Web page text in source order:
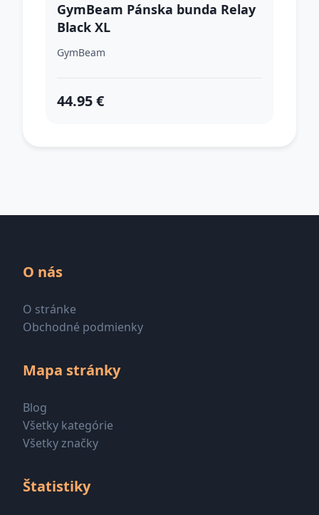
GymBeam Pánska bunda Relay
Black XL
GymBeam
44.95 €
O nás
O stránke
Obchodné podmienky
Mapa stránky
Blog
Všetky kategórie
Všetky značky
Štatistiky